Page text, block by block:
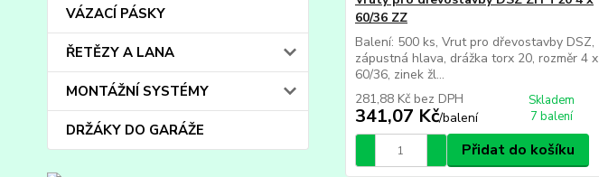
VÁZACÍ PÁSKY
ŘETĚZY A LANA
MONTÁŽNÍ SYSTÉMY
DRŽÁKY DO GARÁŽE
60/36 ZZ
Balení: 500 ks, Vrut pro dřevostavby DSZ,
zápustná hlava, drážka torx 20, rozměr 4 x
60/36, zinek žl...
341,07 Kč/balení
281,88 Kč bez DPH
Skladem
7 balení
Přidat do košíku